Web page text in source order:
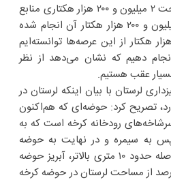
وی با اشاره به اینکه از مساحت ۲ میلیون و ۲۰۰ هزار هکتاری منابع
طبیعی استان مطالعه یک میلیون و ۲۰۰ هزار هکتار آن انجام شده
است گفت: تاکنون در ۷۲۰ هزار هکتار از این عرصه‌ها توانسته‌ایم
دهیم که نشان می‌دهد از نظر
عقب هستیم.
لرستان با بیان اینکه لرستان در
تصریح کرد: حوضه‌ای که هم‌اکنون
رودخانه کرخه است که به
به سیمره و در نهایت به حوضه
خلخال متصل می‌شود. در فاصله حدود ۱۰ متری بالاتر، آبریز حوضه
قرار دارد و تقریباً ۵۹ درصد از مساحت لرستان در حوضه کرخه